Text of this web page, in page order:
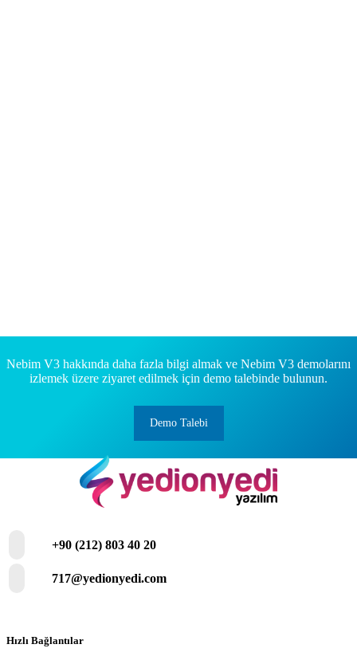
Nebim V3 hakkında daha fazla bilgi almak ve Nebim V3 demolarını
izlemek üzere ziyaret edilmek için demo talebinde bulunun.
Demo Talebi
+90 (212) 803 40 20
717@yedionyedi.com
Hızlı Bağlantılar